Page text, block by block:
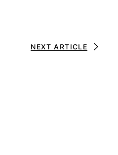
NEXT ARTICLE